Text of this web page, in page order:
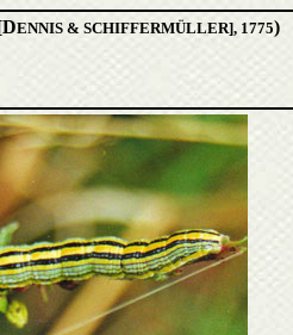
ENNIS & SCHIFFERMÜLLER], 1775)